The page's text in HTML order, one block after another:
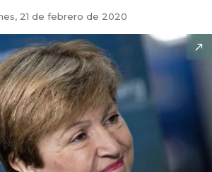
21 de febrero de 2020